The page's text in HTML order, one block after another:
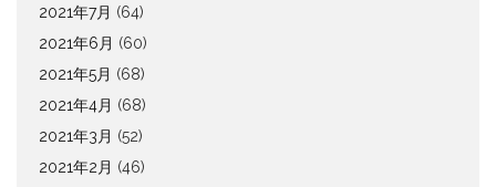
2021年7月 (64)
2021年6月 (60)
2021年5月 (68)
2021年4月 (68)
2021年3月 (52)
2021年2月 (46)